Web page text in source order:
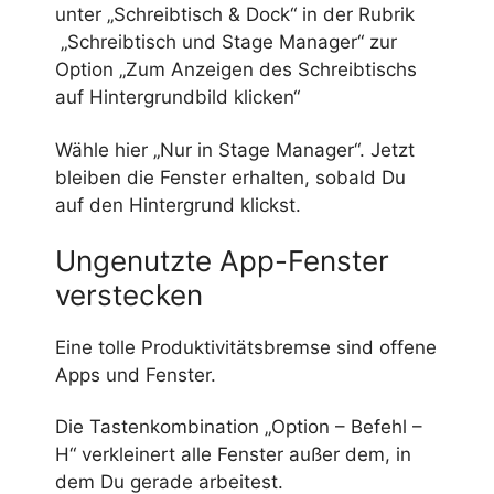
unter „Schreibtisch & Dock“ in der Rubrik
„Schreibtisch und Stage Manager“ zur
Option „Zum Anzeigen des Schreibtischs
auf Hintergrundbild klicken“
Wähle hier „Nur in Stage Manager“. Jetzt
bleiben die Fenster erhalten, sobald Du
auf den Hintergrund klickst.
Ungenutzte App-Fenster
verstecken
Eine tolle Produktivitätsbremse sind offene
Apps und Fenster.
Die Tastenkombination „Option – Befehl –
H“ verkleinert alle Fenster außer dem, in
dem Du gerade arbeitest.